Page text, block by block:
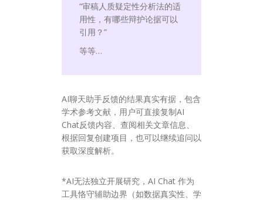
“审稿人质疑定性分析法的适
用性，有哪些辩护论据可以
引用？”
等等…
AI聊天助手反馈的结果真实有据，包含
学术参考文献，用户可直接复制AI
Chat反馈内容、查阅相关文章信息、
根据回复创建项目，也可以继续追问以
获取深度解析。
*AI无法独立开展研究，AI Chat 作为
工具恪守辅助边界（如数据真实性、学